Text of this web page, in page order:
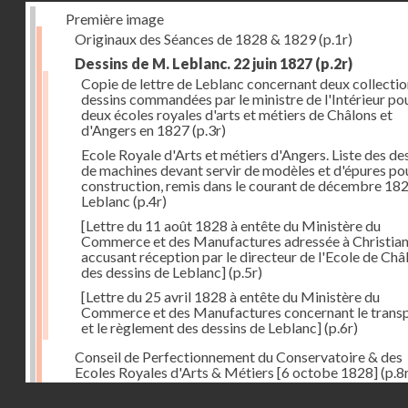
Première image
Originaux des Séances de 1828 & 1829(p.1r)
Dessins de M. Leblanc. 22 juin 1827 (p.2r)
Copie de lettre de Leblanc concernant deux
dessins commandées par le ministre de l'Intérieur
deux écoles royales d'arts et métiers de Châlons et
d'Angers en 1827(p.3r)
Ecole Royale d'Arts et métiers d'Angers. Liste des
de machines devant servir de modèles et d'épures
construction, remis dans le courant de décembre
Leblanc (p.4r)
[Lettre du 11 août 1828 à entête du Ministère du
Commerce et des Manufactures adressée à Christian
accusant réception par le directeur de l'Ecole de
des dessins de Leblanc](p.5r)
[Lettre du 25 avril 1828 à entête du Ministère du
Commerce et des Manufactures concernant le
et le règlement des dessins de Leblanc](p.6r)
Conseil de Perfectionnement du Conservatoire & des
Ecoles Royales d'Arts & Métiers [6 octobe 1828]